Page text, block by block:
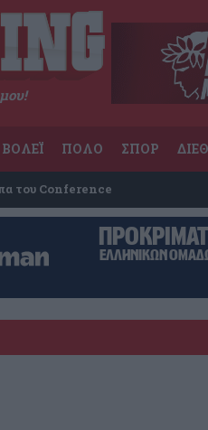
ΒΟΛΕΪ ΠΟΛΟ ΣΠΟΡ
του Conference